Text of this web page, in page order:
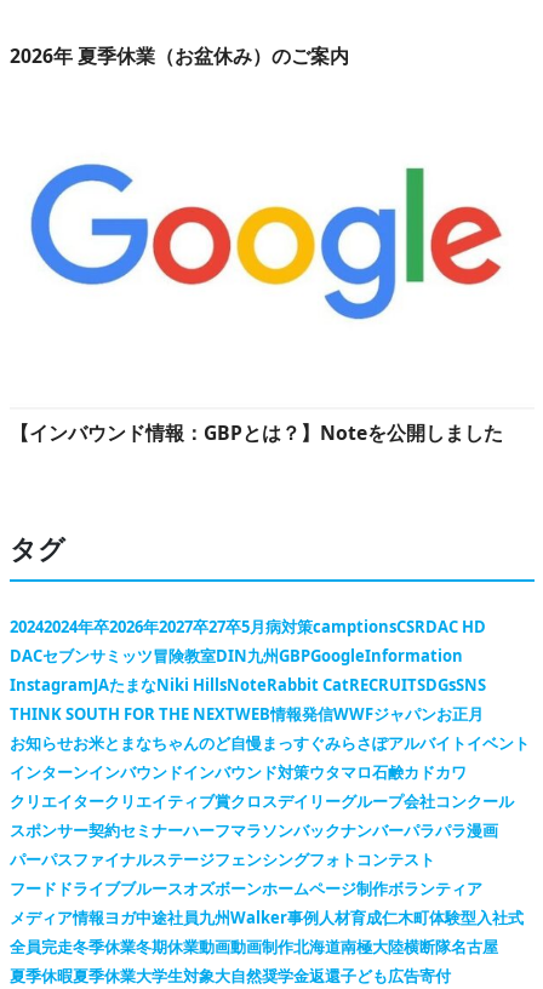
2026年 夏季休業（お盆休み）のご案内
【インバウンド情報：GBPとは？】Noteを公開しました
タグ
20242024年卒2026年2027卒27卒5月病対策camptionsCSRDAC HD
DACセブンサミッツ冒険教室DIN九州GBPGoogleInformation
InstagramJAたまなNiki HillsNoteRabbit CatRECRUITSDGsSNS
THINK SOUTH FOR THE NEXTWEB情報発信WWFジャパンお正月
お知らせお米とまなちゃんのど自慢まっすぐみらさぽアルバイトイベント
インターンインバウンドインバウンド対策ウタマロ石鹸カドカワ
クリエイタークリエイティブ賞クロスデイリーグループ会社コンクール
スポンサー契約セミナーハーフマラソンバックナンバーパラパラ漫画
パーパスファイナルステージフェンシングフォトコンテスト
フードドライブブルースオズボーンホームページ制作ボランティア
メディア情報ヨガ中途社員九州Walker事例人材育成仁木町体験型入社式
全員完走冬季休業冬期休業動画動画制作北海道南極大陸横断隊名古屋
夏季休暇夏季休業大学生対象大自然奨学金返還子ども広告寄付